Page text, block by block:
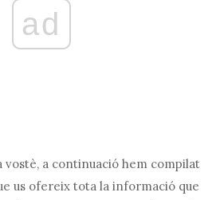
ad
a continuació hem compilat
us ofereix tota la informació que